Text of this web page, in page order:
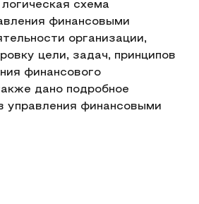
схема
финансовыми
организации,
цели, задач, принципов
финансового
дано подробное
управления финансовыми